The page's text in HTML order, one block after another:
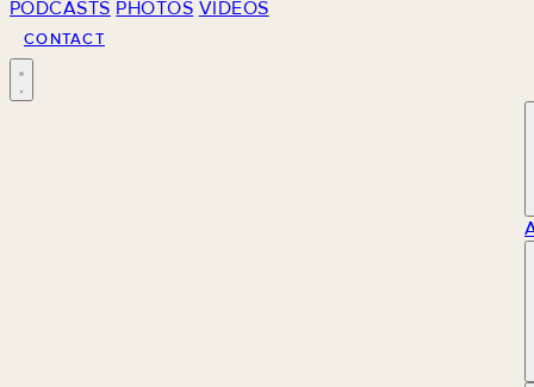
PODCASTS PHOTOS VIDÉOS
CONTACT